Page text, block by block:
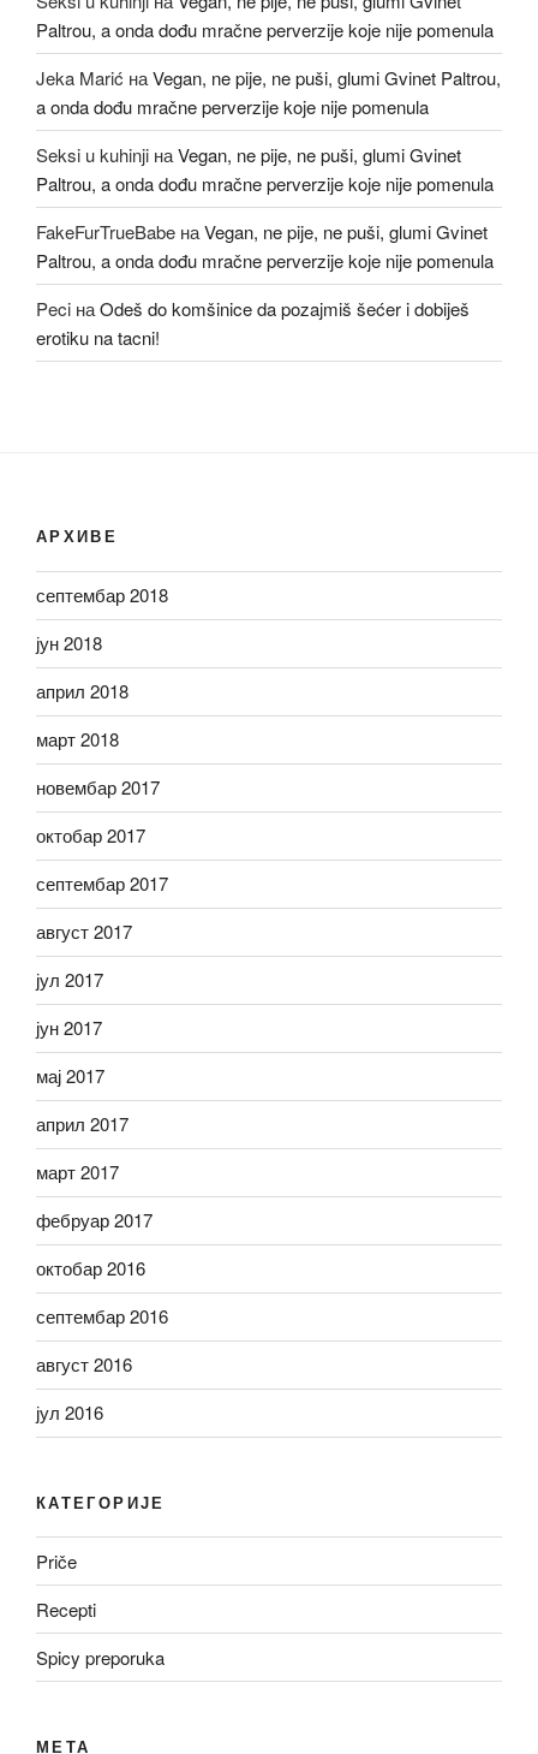
Paltrou, a onda dođu mračne perverzije koje nije pomenula
Jeka Marić наVegan, ne pije, ne puši, glumi Gvinet Paltrou,
a onda dođu mračne perverzije koje nije pomenula
Seksi u kuhinji наVegan, ne pije, ne puši, glumi Gvinet
Paltrou, a onda dođu mračne perverzije koje nije pomenula
FakeFurTrueBabe наVegan, ne pije, ne puši, glumi Gvinet
Paltrou, a onda dođu mračne perverzije koje nije pomenula
Peci наOdeš do komšinice da pozajmiš šećer i dobiješ
erotiku na tacni!
АРХИВЕ
септембар 2018
јун 2018
април 2018
март 2018
новембар 2017
октобар 2017
септембар 2017
август 2017
јул 2017
јун 2017
мај 2017
април 2017
март 2017
фебруар 2017
октобар 2016
септембар 2016
август 2016
јул 2016
КАТЕГОРИЈЕ
Priče
Recepti
Spicy preporuka
МЕТА